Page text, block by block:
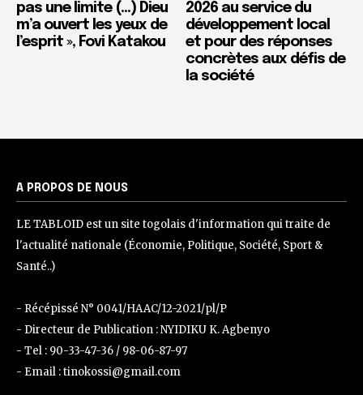
pas une limite (…) Dieu
m’a ouvert les yeux de
l’esprit », Fovi Katakou
2026 au service du
développement local
et pour des réponses
concrètes aux défis de
la société
A PROPOS DE NOUS
LE TABLOID est un site togolais d'information qui traite de
l'actualité nationale (Économie, Politique, Société, Sport &
Santé..)
- Récépissé N° 0041/HAAC/12-2021/pl/P
- Directeur de Publication : NYIDIKU K. Agbenyo
- Tel : 90-33-47-36 / 98-06-87-97
- Email : tinokossi@gmail.com